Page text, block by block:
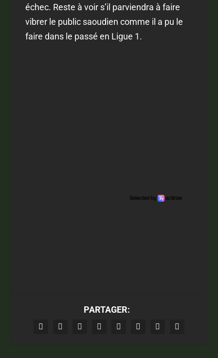
échec. Reste à voir s’il parviendra à faire
vibrer le public saoudien comme il a pu le
faire dans le passé en Ligue 1.
PARTAGER: